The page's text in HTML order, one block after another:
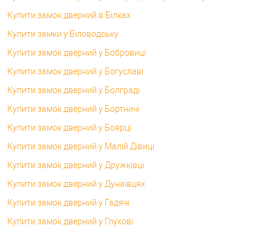
Купити замок дверний в Білках
Купити замки у Біловодську
Купити замок дверний у Бобровиці
Купити замок дверний у Богуславі
Купити замок дверний у Болграді
Купити замок дверний у Бортничі
Купити замок дверний у Боярці
Купити замок дверний у Малій Дівиці
Купити замок дверний у Дружківці
Купити замок дверний у Дунаївцях
Купити замок дверний у Гадячі
Купити замок дверний у Глухові